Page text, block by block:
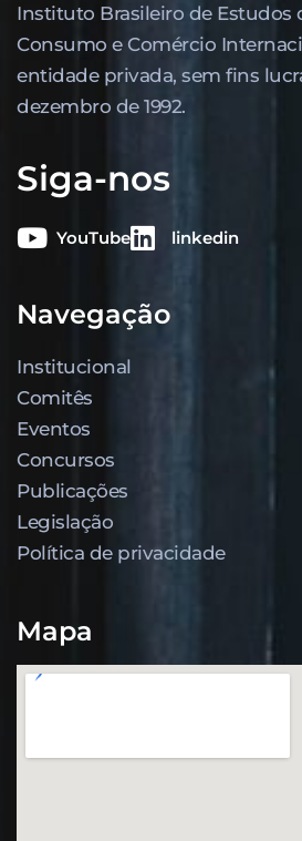
Instituto Brasileiro de Estudos
Consumo e Comércio
entidade privada, sem fins
dezembro de 1992.
Siga-nos
YouTube linkedin
Navegação
Institucional
Comitês
Eventos
Concursos
Publicações
Legislação
Política de privacidade
Mapa